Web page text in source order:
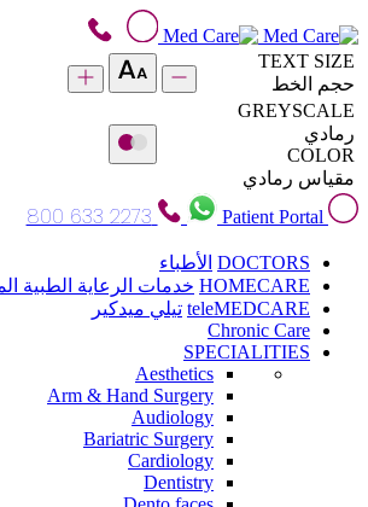
TEXT SIZE
حجم الخط
GREYSCALE
رمادي
COLOR
مقياس رمادي
Patient Portal
800 633 2273
DOCTORS الأطباء
HOMECARE خدمات الرعاية الطبية
teleMEDCARE تيلي ميدكير
Chronic Care
SPECIALITIES
Aesthetics
Arm & Hand Surgery
Audiology
Bariatric Surgery
Cardiology
Dentistry